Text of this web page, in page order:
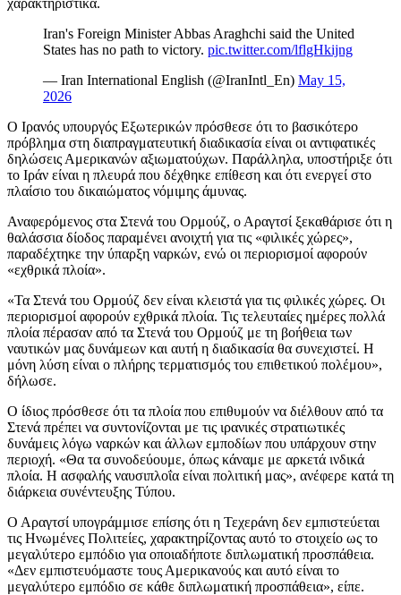
Iran's Foreign Minister Abbas Araghchi said the United
States has no path to victory. pic.twitter.com/lflgHkijng
— Iran International English (@IranIntl_En) May 15,
2026
Ο Ιρανός υπουργός Εξωτερικών πρόσθεσε ότι το βασικότερο
πρόβλημα στη διαπραγματευτική διαδικασία είναι οι αντιφατικές
δηλώσεις Αμερικανών αξιωματούχων. Παράλληλα, υποστήριξε ότι
το Ιράν είναι η πλευρά που δέχθηκε επίθεση και ότι ενεργεί στο
πλαίσιο του δικαιώματος νόμιμης άμυνας.
Αναφερόμενος στα Στενά του Ορμούζ, ο Αραγτσί ξεκαθάρισε ότι η
θαλάσσια δίοδος παραμένει ανοιχτή για τις «φιλικές χώρες»,
παραδέχτηκε την ύπαρξη ναρκών, ενώ οι περιορισμοί αφορούν
«εχθρικά πλοία».
«Τα Στενά του Ορμούζ δεν είναι κλειστά για τις φιλικές χώρες. Οι
περιορισμοί αφορούν εχθρικά πλοία. Τις τελευταίες ημέρες πολλά
πλοία πέρασαν από τα Στενά του Ορμούζ με τη βοήθεια των
ναυτικών μας δυνάμεων και αυτή η διαδικασία θα συνεχιστεί. Η
μόνη λύση είναι ο πλήρης τερματισμός του επιθετικού πολέμου»,
δήλωσε.
Ο ίδιος πρόσθεσε ότι τα πλοία που επιθυμούν να διέλθουν από τα
Στενά πρέπει να συντονίζονται με τις ιρανικές στρατιωτικές
δυνάμεις λόγω ναρκών και άλλων εμποδίων που υπάρχουν στην
περιοχή. «Θα τα συνοδεύουμε, όπως κάναμε με αρκετά ινδικά
πλοία. Η ασφαλής ναυσιπλοΐα είναι πολιτική μας», ανέφερε κατά τη
διάρκεια συνέντευξης Τύπου.
Ο Αραγτσί υπογράμμισε επίσης ότι η Τεχεράνη δεν εμπιστεύεται
τις Ηνωμένες Πολιτείες, χαρακτηρίζοντας αυτό το στοιχείο ως το
μεγαλύτερο εμπόδιο για οποιαδήποτε διπλωματική προσπάθεια.
«Δεν εμπιστευόμαστε τους Αμερικανούς και αυτό είναι το
μεγαλύτερο εμπόδιο σε κάθε διπλωματική προσπάθεια», είπε.